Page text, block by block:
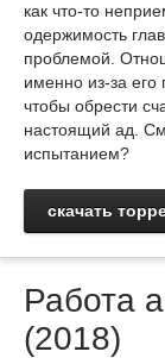
как что-то
одержимость
проблемой.
именно из-за его
чтобы обрести
настоящий ад.
испытанием?
скачать
Работа
(2018)